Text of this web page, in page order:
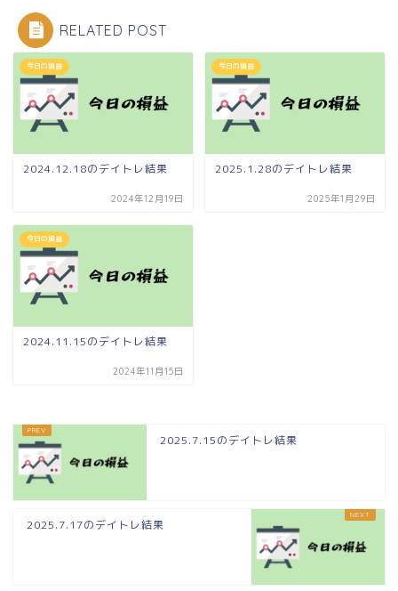
RELATED POST
今日の損益
2024.12.18のデイトレ結果
2024年12月19日
今日の損益
2025.1.28のデイトレ結果
2025年1月29日
今日の損益
2024.11.15のデイトレ結果
2024年11月15日
2025.7.15のデイトレ結果
2025.7.17のデイトレ結果